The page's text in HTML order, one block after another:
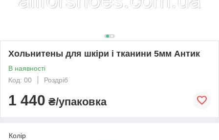
Хольнитены для шкіри і тканини 5мм Антик
В наявності
Код: 00
Роздріб
1 440 ₴/упаковка
Колір